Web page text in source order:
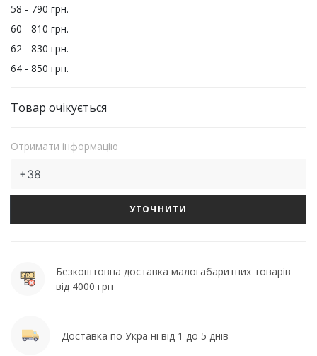
58 - 790 грн.
60 - 810 грн.
62 - 830 грн.
64 - 850 грн.
Товар очікується
Отримати інформацію
УТОЧНИТИ
Безкоштовна доставка малогабаритних товарів
від 4000 грн
Доставка по Україні від 1 до 5 днів